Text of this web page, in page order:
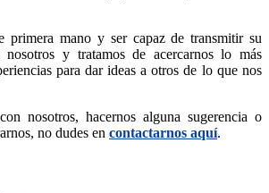
primera mano y ser capaz de transmitir su
y tratamos de acercarnos lo más
para dar ideas a otros de lo que nos
nosotros, hacernos alguna sugerencia o
no dudes en contactarnos aquí.